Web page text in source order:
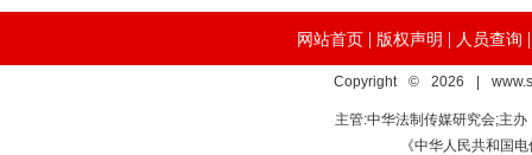
网站首页 | 版权声明 | 人员查询
Copyright © 2026 |
主管:中华法制传媒研究会;主
《中华人民共和国